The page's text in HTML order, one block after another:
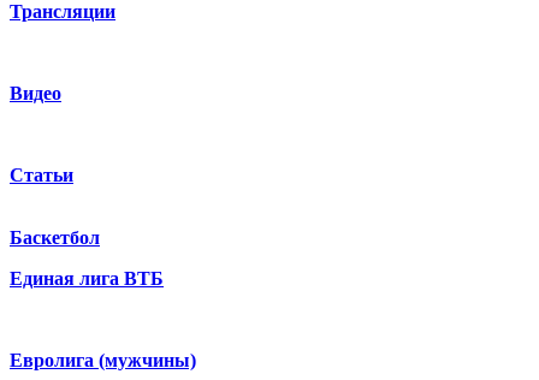
Трансляции
Видео
Статьи
Баскетбол
Единая лига ВТБ
Евролига (мужчины)